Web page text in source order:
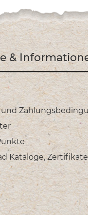
&
und
Kataloge, Zertifikate